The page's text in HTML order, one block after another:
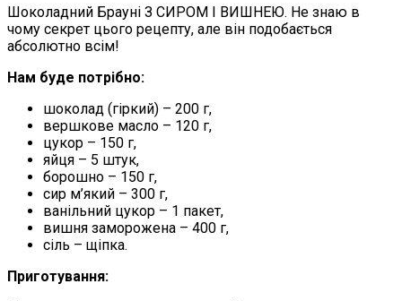
Шоколадний Брауні З СИРОМ І ВИШНЕЮ. Не знаю в
чому секрет цього рецепту, але він подобається
абсолютно всім!
Нам буде потрібно:
шоколад (гіркий) – 200 г,
вершкове масло – 120 г,
цукор – 150 г,
яйця – 5 штук,
борошно – 150 г,
сир м’який – 300 г,
ванільний цукор – 1 пакет,
вишня заморожена – 400 г,
сіль – щіпка.
Приготування: